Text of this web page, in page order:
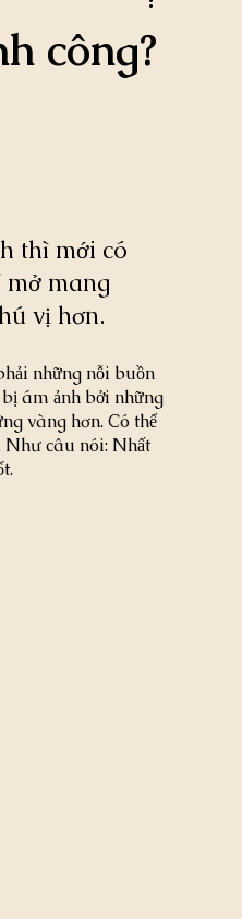
công?
thì mới có
mang
vị hơn.
những nỗi buồn
ám ảnh bởi những
vàng hơn. Có thể
Như câu nói: Nhất